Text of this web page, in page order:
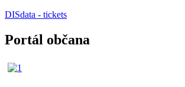
DISdata - tickets
Portál občana